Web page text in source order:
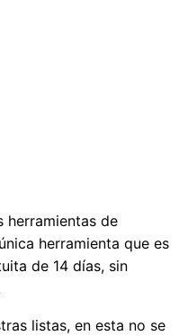
herramientas de
herramienta que es
de 14 días, sin
listas, en esta no se